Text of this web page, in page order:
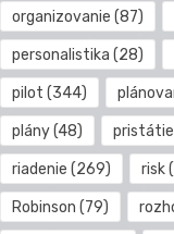
organizovanie (87)
personalistika (28)
pilot (344)
plány(48) pristátie
riadenie (269) risk
Robinson (79)